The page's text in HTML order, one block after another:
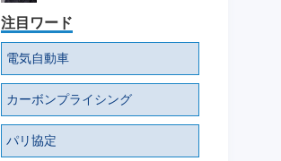
注目ワード
電気自動車
カーボンプライシング
パリ協定